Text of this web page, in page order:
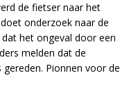
de fietser naar het
onderzoek naar de
het ongeval door een
melden dat de
Pionnen voor de